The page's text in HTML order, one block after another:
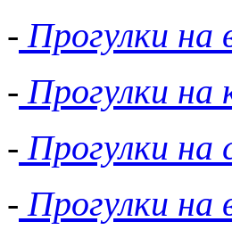
- Прогулки на
- Прогулки на
- Прогулки на
- Прогулки на